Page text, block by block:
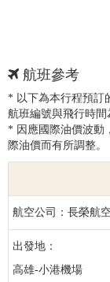
航班參考
* 以下為本行程預訂
航班編號與飛行時間
* 因應國際油價波動
際油價而有所調整。
長榮航
高雄-小港機場